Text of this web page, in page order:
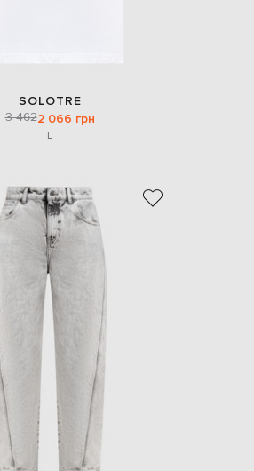
SOLOTRE
3 4622 066 грн
L